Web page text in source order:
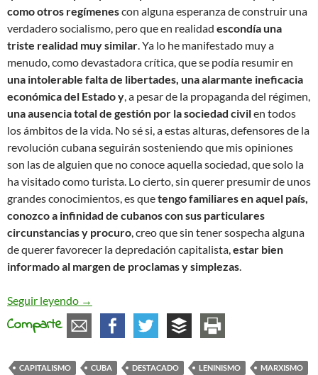
como otros regímenescon alguna esperanza de construir una
verdadero socialismo, pero que en realidad escondía una
triste realidad muy similar. Ya lo he manifestado muy a
menudo, como devastadora crítica, que se podía resumir en
una intolerable falta de libertades, una alarmante ineficacia
económica del Estado y, a pesar de la propaganda del régimen,
una ausencia total de gestión por la sociedad civilen todos
los ámbitos de la vida. No sé si, a estas alturas, defensores de la
revolución cubana seguirán sosteniendo que mis opiniones
son las de alguien que no conoce aquella sociedad, que solo la
ha visitado como turista. Lo cierto, sin querer presumir de unos
grandes conocimientos, es quetengo familiares en aquel país,
conozco a infinidad de cubanos con sus particulares
circunstancias y procuro, creo que sin tener sospecha alguna
de querer favorecer la depredación capitalista,estar bien
informado al margen de proclamas y simplezas.
Seguir leyendo Cuba abre sus puertas (al capitalismo)
→
Comparte
CAPITALISMO CUBA DESTACADO LENINISMO MARXISMO